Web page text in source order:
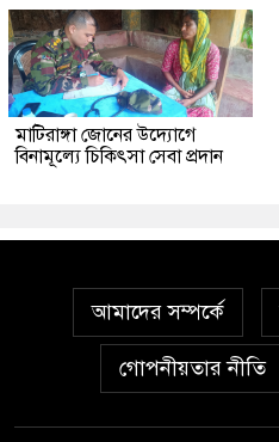
মাটিরাঙ্গা জোনের উদ্যোগে
বিনামূল্যে চিকিৎসা সেবা প্রদান
আমাদের সম্পর্কে
গোপনীয়তার নীতি